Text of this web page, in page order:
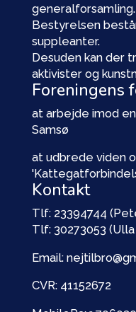
generalforsamling.
Bestyrelsen
suppleanter.
Desuden kan der
aktivister og
Foreningens
at arbejde imod
Samsø
at udbrede viden
Kontakt
Tlf: 23394744
Tlf: 30273053
Email:
CVR: 41152672